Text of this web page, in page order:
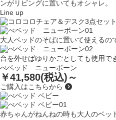
ンがリビングに置いてもオシャレ。
Line up
大人ベッドのそばに置いて使えるの
台を外せばゆりかごとしても使用で
べベッド ニューボーン
￥41,580(税込)～
ご購入はこちらから
赤ちゃんがねんねの時も大人のベッ